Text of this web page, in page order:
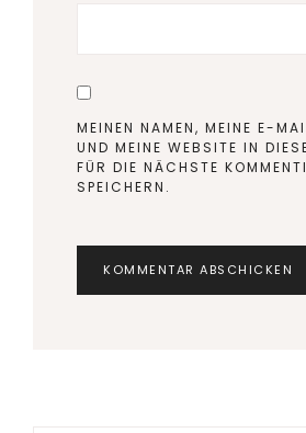
MEINEN NAMEN, MEINE E-
UND MEINE WEBSITE IN
FÜR DIE NÄCHSTE
SPEICHERN.